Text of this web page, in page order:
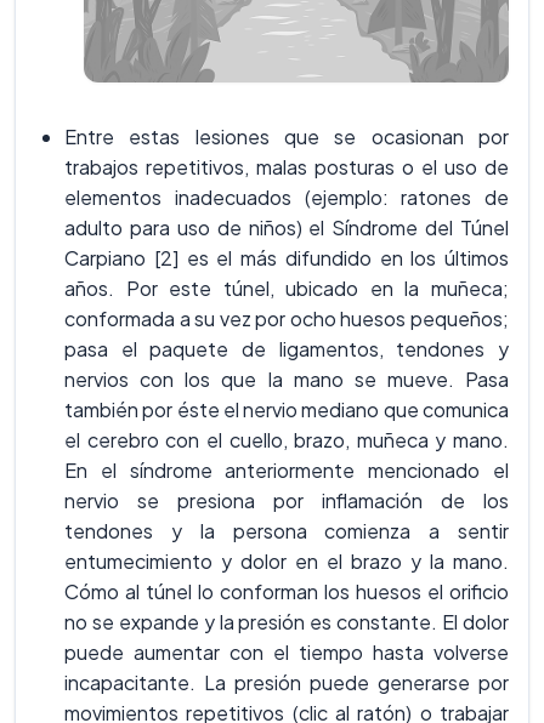
Entre estas lesiones que se ocasionan por
trabajos repetitivos, malas posturas o el uso de
elementos inadecuados (ejemplo: ratones de
adulto para uso de niños) el Síndrome del Túnel
Carpiano [2] es el más difundido en los últimos
años. Por este túnel, ubicado en la muñeca;
conformada a su vez por ocho huesos pequeños;
pasa el paquete de ligamentos, tendones y
nervios con los que la mano se mueve. Pasa
también por éste el nervio mediano que comunica
el cerebro con el cuello, brazo, muñeca y mano.
En el síndrome anteriormente mencionado el
nervio se presiona por inflamación de los
tendones y la persona comienza a sentir
entumecimiento y dolor en el brazo y la mano.
Cómo al túnel lo conforman los huesos el orificio
no se expande y la presión es constante. El dolor
puede aumentar con el tiempo hasta volverse
incapacitante. La presión puede generarse por
movimientos repetitivos (clic al ratón) o trabajar